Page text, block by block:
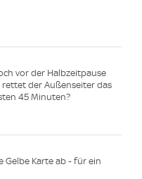
vor der Halbzeitpause
der Außenseiter das
45 Minuten?
Gelbe Karte ab - für ein